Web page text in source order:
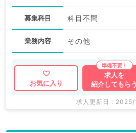
募集科目 科目不問
業務内容 その他
お気に入り
求人を
紹介してもらう
求人更新日 :